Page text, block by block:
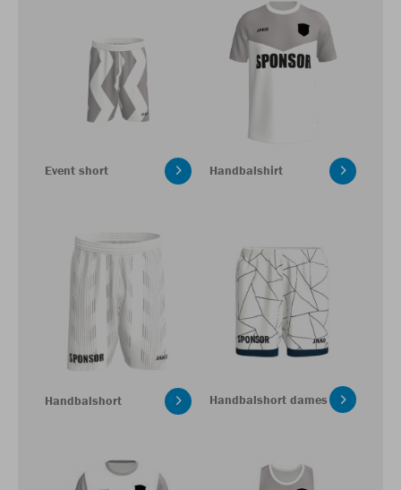
Event short Handbalshirt
Handbalshort Handbalshort dames